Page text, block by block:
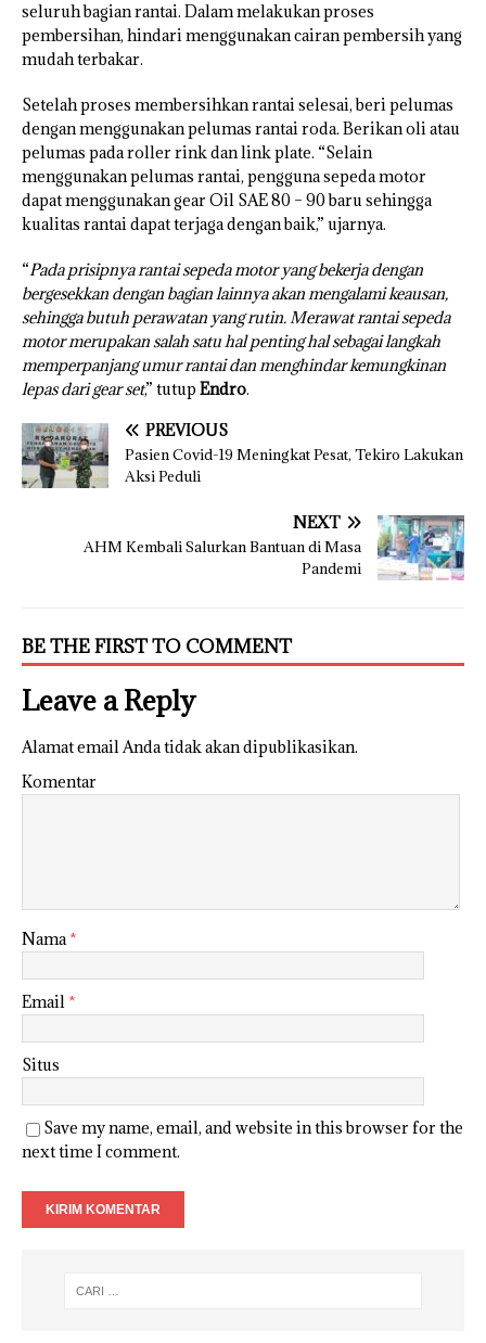
seluruh bagian rantai. Dalam melakukan proses
pembersihan, hindari menggunakan cairan pembersih yang
mudah terbakar.
Setelah proses membersihkan rantai selesai, beri pelumas
dengan menggunakan pelumas rantai roda. Berikan oli atau
pelumas pada roller rink dan link plate. “Selain
menggunakan pelumas rantai, pengguna sepeda motor
dapat menggunakan gear Oil SAE 80 – 90 baru sehingga
kualitas rantai dapat terjaga dengan baik,” ujarnya.
“Pada prisipnya rantai sepeda motor yang bekerja dengan
bergesekkan dengan bagian lainnya akan mengalami keausan,
sehingga butuh perawatan yang rutin. Merawat rantai sepeda
motor merupakan salah satu hal penting hal sebagai langkah
memperpanjang umur rantai dan menghindar kemungkinan
lepas dari gear set,” tutup Endro.
PREVIOUS
Pasien Covid-19 Meningkat Pesat, Tekiro Lakukan
Aksi Peduli
NEXT
AHM Kembali Salurkan Bantuan di Masa
Pandemi
BE THE FIRST TO COMMENT
Leave a Reply
Alamat email Anda tidak akan dipublikasikan.
Komentar
Nama*
Email *
Situs
Save my name, email, and website in this browser for the
next time I comment.